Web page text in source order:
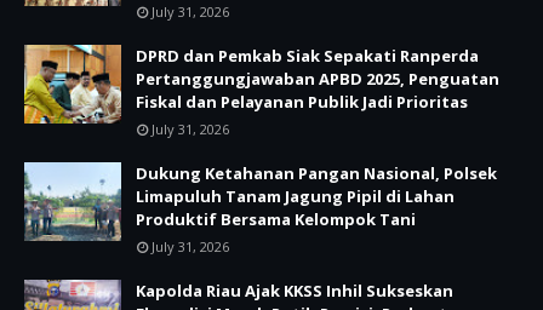
July 31, 2026
DPRD dan Pemkab Siak Sepakati Ranperda
Pertanggungjawaban APBD 2025, Penguatan
Fiskal dan Pelayanan Publik Jadi Prioritas
July 31, 2026
Dukung Ketahanan Pangan Nasional, Polsek
Limapuluh Tanam Jagung Pipil di Lahan
Produktif Bersama Kelompok Tani
July 31, 2026
Kapolda Riau Ajak KKSS Inhil Sukseskan